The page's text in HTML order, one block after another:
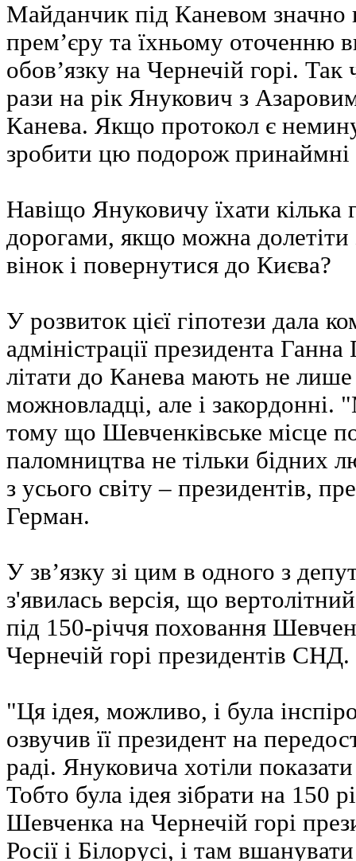
Майданчик під Каневом значно
прем’єру та їхньому оточенню
обов’язку на Чернечій горі.
рази на рік Янукович з
Канева. Якщо протокол є
зробити цю подорож
Навіщо Януковичу їхати
дорогами, якщо можна долетіти
вінок і повернутися до Києва?
У розвиток цієї гіпотези дала
адміністрації президента
літати до Канева мають не лише
можновладці, але і
тому що Шевченківське місце
паломництва не тільки бідних
з усього світу – президентів,
Герман.
У зв’язку зі цим в одного з
з'явилась версія, що
під 150-річчя поховання
Чернечій горі президентів СНД.
"Ця ідея, можливо, і була
озвучив її президент на
раді. Януковича хотіли
Тобто була ідея зібрати на 150
Шевченка на Чернечій горі
Росії і Білорусі, і там